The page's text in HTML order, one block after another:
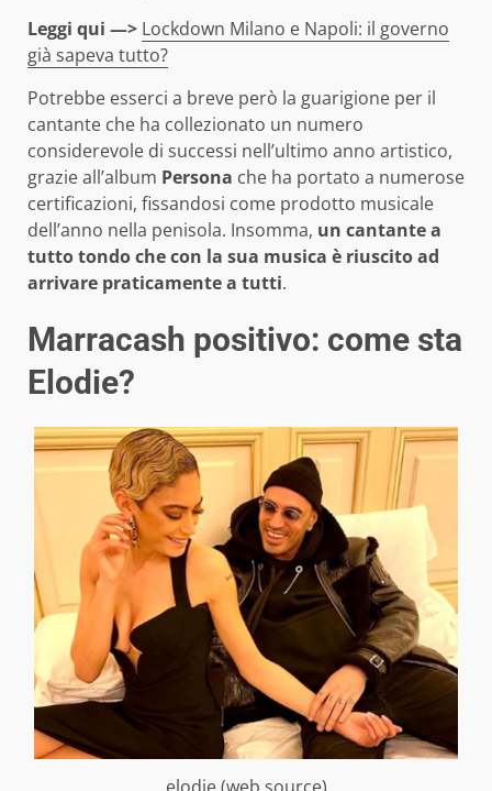
Leggi qui —> Lockdown Milano e Napoli: il governo
già sapeva tutto?
Potrebbe esserci a breve però la guarigione per il
cantante che ha collezionato un numero
considerevole di successi nell’ultimo anno artistico,
grazie all’album Persona che ha portato a numerose
certificazioni, fissandosi come prodotto musicale
dell’anno nella penisola. Insomma, un cantante a
tutto tondo che con la sua musica è riuscito ad
arrivare praticamente a tutti.
Marracash positivo: come sta
Elodie?